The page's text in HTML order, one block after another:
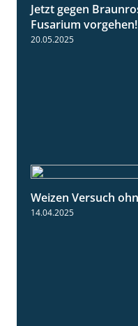
Jetzt gegen
Fusarium vorgehen!
20.05.2025
Weizen Versuch
14.04.2025